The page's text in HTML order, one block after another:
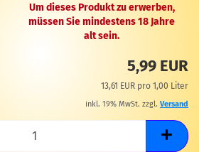
Um dieses Produkt zu erwerben,
müssen Sie mindestens 18 Jahre
alt sein.
5,99 EUR
13,61 EUR pro 1,00 Liter
inkl. 19% MwSt. zzgl. Versand